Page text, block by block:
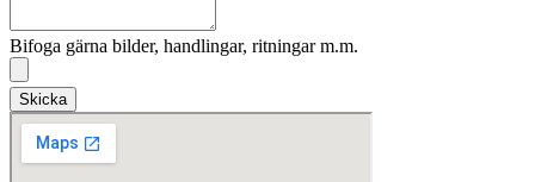
Bifoga gärna bilder, handlingar, ritningar m.m.
Skicka